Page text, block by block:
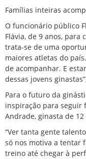
Famílias inteiras
O funcionário público
Flávia, de 9 anos, para
trata-se de uma
maiores atletas do
de acompanhar. E
dessas jovens
Para o futuro da
inspiração para seguir
Andrade, ginasta de 12
“Ver tanta gente
só nos motiva a tentar
treino até chegar à